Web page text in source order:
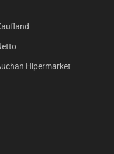
Hipermarket